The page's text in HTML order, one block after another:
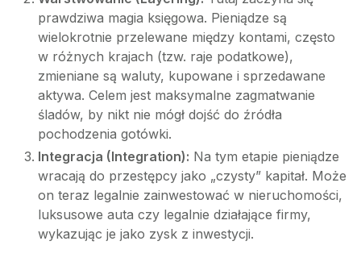
prawdziwa magia księgowa. Pieniądze są
wielokrotnie przelewane między kontami, często
w różnych krajach (tzw. raje podatkowe),
zmieniane są waluty, kupowane i sprzedawane
aktywa. Celem jest maksymalne zagmatwanie
śladów, by nikt nie mógł dojść do źródła
pochodzenia gotówki.
Integracja (Integration): Na tym etapie pieniądze
wracają do przestępcy jako „czysty” kapitał. Może
on teraz legalnie zainwestować w nieruchomości,
luksusowe auta czy legalnie działające firmy,
wykazując je jako zysk z inwestycji.